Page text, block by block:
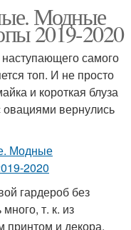
Модные
2019-2020
самого
топ. И не просто
и короткая блуза
овациями вернулись
гардероб без
т. к. из
и декора,